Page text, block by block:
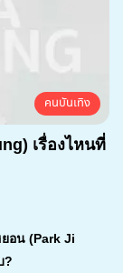
คนบันเทิง
เรื่องไหนที่
อน (Park Ji
?